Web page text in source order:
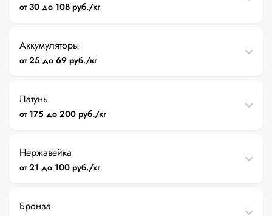
от 30 до 108 руб./кг
Аккумуляторы
от 25 до 69 руб./кг
Латунь
от 175 до 200 руб./кг
Нержавейка
от 21 до 100 руб./кг
Бронза